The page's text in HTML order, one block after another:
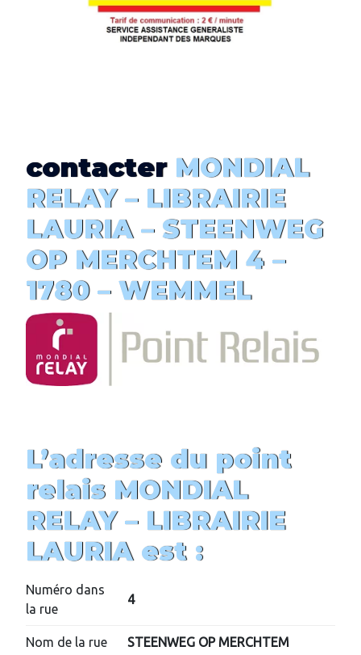
contacterMONDIAL
RELAY – LIBRAIRIE
LAURIA– STEENWEG
OP MERCHTEM 4 –
1780 – WEMMEL
L’adresse du point
relais MONDIAL
RELAY – LIBRAIRIE
LAURIAest :
Numéro dans
la rue
4
Nom de la rue STEENWEG OP MERCHTEM